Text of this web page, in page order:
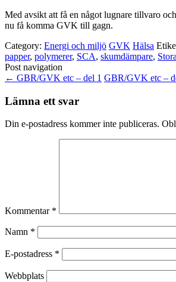
Med avsikt att få en något lugnare tillvaro
nu få komma GVK till gagn.
Category: Energi och miljö GVK Hälsa
papper, polymerer, SCA, skumdämpare,
Post navigation
← GBR/GVK etc – del 1 GBR/GVK etc –
Lämna ett svar
Din e-postadress kommer inte publiceras.
Kommentar *
Namn *
E-postadress *
Webbplats